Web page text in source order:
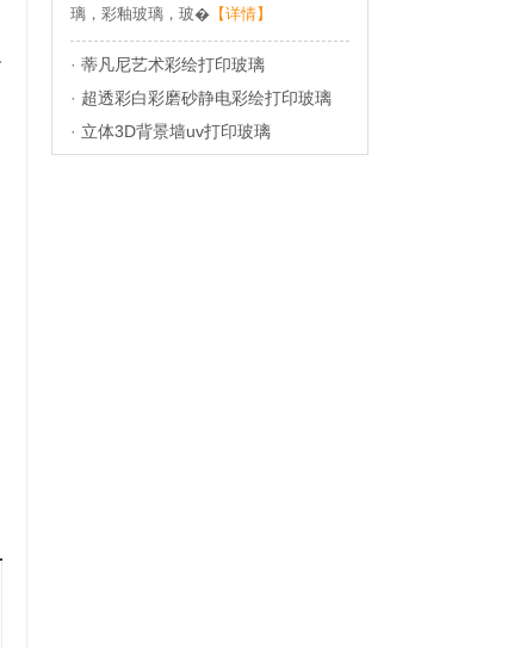
璃，彩釉玻璃，玻� 【详情】
· 蒂凡尼艺术彩绘打印玻璃
· 超透彩白彩磨砂静电彩绘打印玻璃
· 立体3D背景墙uv打印玻璃